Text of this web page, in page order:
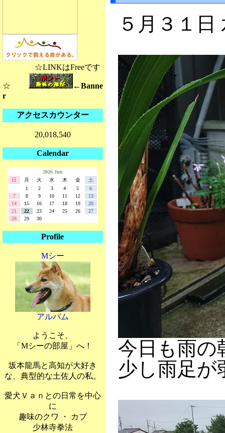
☆LINKはFreeです
☆
←Banne
r
アクセスカウンター
20,018,540
Calendar
2026 Jun
日
月 火 水 木 金
土
1
2 3 4 5
6
7
8 9 10 11 12
13
14
15 16 17 18 19
20
21
22 23 24 25 26
27
28
29 30
Profile
Mシー
アルバム
ようこそ、
「Mシーの部屋」へ！
坂本龍馬と高知が大好き
な、典型的な土佐人の私。
愛犬Ｖａｎとの日常を中心
に
趣味のクワ ・ カブ
少林寺拳法
５月３１日
今日も雨の
少し雨足が